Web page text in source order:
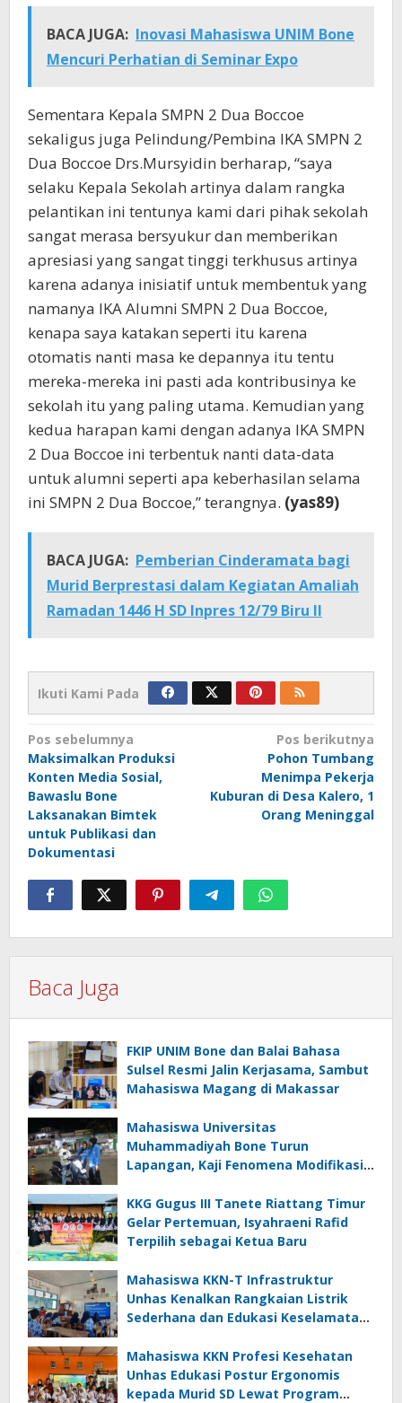
BACA JUGA: Inovasi Mahasiswa UNIM Bone
Mencuri Perhatian di Seminar Expo
Sementara Kepala SMPN 2 Dua Boccoe
sekaligus juga Pelindung/Pembina IKA SMPN 2
Dua Boccoe Drs.Mursyidin berharap, “saya
selaku Kepala Sekolah artinya dalam rangka
pelantikan ini tentunya kami dari pihak sekolah
sangat merasa bersyukur dan memberikan
apresiasi yang sangat tinggi terkhusus artinya
karena adanya inisiatif untuk membentuk yang
namanya IKA Alumni SMPN 2 Dua Boccoe,
kenapa saya katakan seperti itu karena
otomatis nanti masa ke depannya itu tentu
mereka-mereka ini pasti ada kontribusinya ke
sekolah itu yang paling utama. Kemudian yang
kedua harapan kami dengan adanya IKA SMPN
2 Dua Boccoe ini terbentuk nanti data-data
untuk alumni seperti apa keberhasilan selama
ini SMPN 2 Dua Boccoe,” terangnya. (yas89)
BACA JUGA: Pemberian Cinderamata bagi
Murid Berprestasi dalam Kegiatan Amaliah
Ramadan 1446 H SD Inpres 12/79 Biru II
Ikuti Kami Pada
Navigasi
pos
Pos sebelumnya
Maksimalkan Produksi
Konten Media Sosial,
Bawaslu Bone
Laksanakan Bimtek
untuk Publikasi dan
Dokumentasi
Pos berikutnya
Pohon Tumbang
Menimpa Pekerja
Kuburan di Desa Kalero, 1
Orang Meninggal
Baca Juga
FKIP UNIM Bone dan Balai Bahasa
Sulsel Resmi Jalin Kerjasama, Sambut
Mahasiswa Magang di Makassar
Mahasiswa Universitas
Muhammadiyah Bone Turun
Lapangan, Kaji Fenomena Modifikasi
FOTOFOBIA
KKG Gugus III Tanete Riattang Timur
Gelar Pertemuan, Isyahraeni Rafid
Terpilih sebagai Ketua Baru
Mahasiswa KKN-T Infrastruktur
Unhas Kenalkan Rangkaian Listrik
Sederhana dan Edukasi Keselamatan
Langkeang
Mahasiswa KKN Profesi Kesehatan
Unhas Edukasi Postur Ergonomis
kepada Murid SD Lewat Program